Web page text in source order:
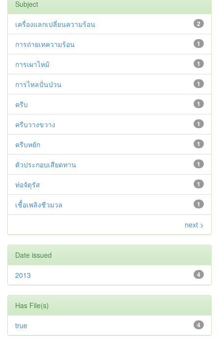
Subject
2
เครื่องแลกเปลี่ยนความร้อน
1
การถ่ายเทความร้อน
1
การเผาไหม้
1
การไหลปั่นป่วน
1
ครีบ
1
ครีบวางขวาง
1
ครีบหยัก
1
ตัวประกอบเสียดทาน
1
ท่อจัตุรัส
1
เชื้อเพลิงชีวมวล
next >
Date issued
4
2013
Has File(s)
4
true